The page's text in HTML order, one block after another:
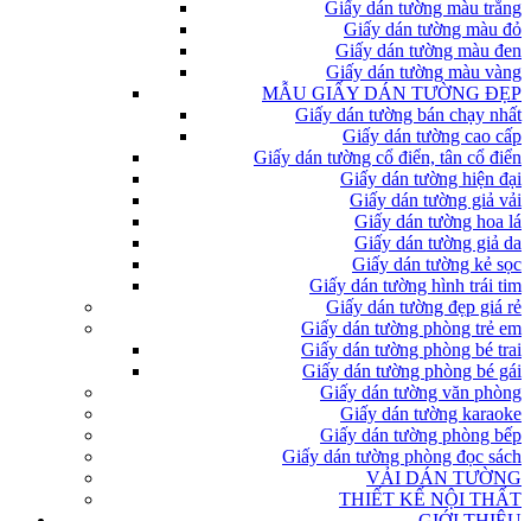
Giấy dán tường màu trắng
Giấy dán tường màu đỏ
Giấy dán tường màu đen
Giấy dán tường màu vàng
MẪU GIẤY DÁN TƯỜNG ĐẸP
Giấy dán tường bán chạy nhất
Giấy dán tường cao cấp
Giấy dán tường cổ điển, tân cổ điển
Giấy dán tường hiện đại
Giấy dán tường giả vải
Giấy dán tường hoa lá
Giấy dán tường giả da
Giấy dán tường kẻ sọc
Giấy dán tường hình trái tim
Giấy dán tường đẹp giá rẻ
Giấy dán tường phòng trẻ em
Giấy dán tường phòng bé trai
Giấy dán tường phòng bé gái
Giấy dán tường văn phòng
Giấy dán tường karaoke
Giấy dán tường phòng bếp
Giấy dán tường phòng đọc sách
VẢI DÁN TƯỜNG
THIẾT KẾ NỘI THẤT